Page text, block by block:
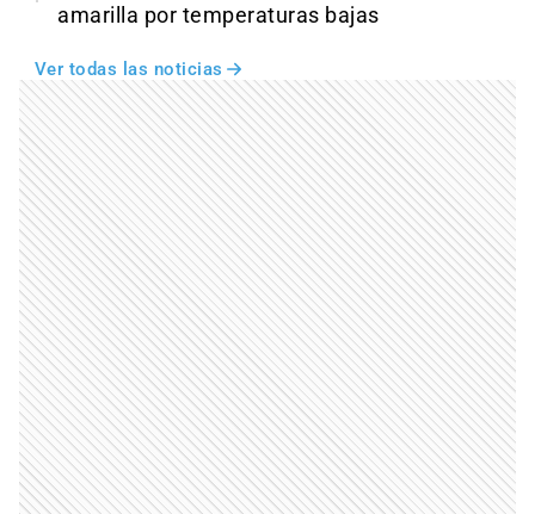
amarilla por temperaturas bajas
Ver todas las noticias